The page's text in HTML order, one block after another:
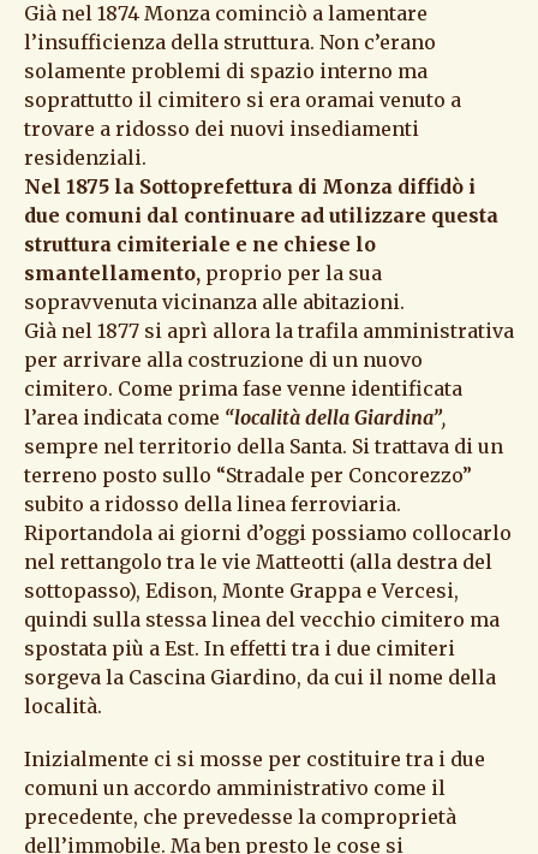
Già nel 1874 Monza cominciò a lamentare
l’insufficienza della struttura. Non c’erano
solamente problemi di spazio interno ma
soprattutto il cimitero si era oramai venuto a
trovare a ridosso dei nuovi insediamenti
residenziali.
Nel 1875 la Sottoprefettura di Monza diffidò i
due comuni dal continuare ad utilizzare questa
struttura cimiteriale e ne chiese lo
smantellamento, proprio per la sua
sopravvenuta vicinanza alle abitazioni.
Già nel 1877 si aprì allora la trafila amministrativa
per arrivare alla costruzione di un nuovo
cimitero. Come prima fase venne identificata
l’area indicata come “località della Giardina”,
sempre nel territorio della Santa. Si trattava di un
terreno posto sullo “Stradale per Concorezzo”
subito a ridosso della linea ferroviaria.
Riportandola ai giorni d’oggi possiamo collocarlo
nel rettangolo tra le vie Matteotti (alla destra del
sottopasso), Edison, Monte Grappa e Vercesi,
quindi sulla stessa linea del vecchio cimitero ma
spostata più a Est. In effetti tra i due cimiteri
sorgeva la Cascina Giardino, da cui il nome della
località.
Inizialmente ci si mosse per costituire tra i due
comuni un accordo amministrativo come il
precedente, che prevedesse la comproprietà
dell’immobile. Ma ben presto le cose si